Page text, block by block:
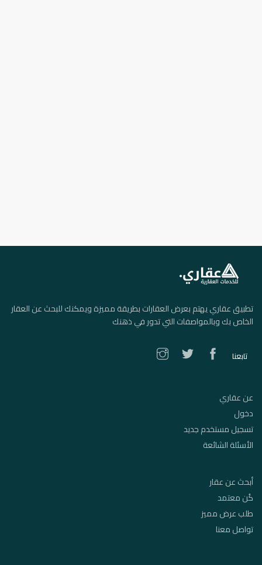
تطبيق عقاري يهتم بعرض العقارات بطريقة مميزة ويمكنك للبحث عن العقار
الخاص بك وبالمواصفات التي تدور في ذهنك
تابعنا
عن عقاري
دخول
تسجيل مستخدم جديد
الأسئلة الشائعة
أبحث عن عقار
كُن معتمد
طلب عرض مميز
تواصل معنا